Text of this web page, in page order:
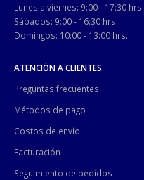
Lunes a viernes: 9:00 - 17:30 hrs.
Sábados: 9:00 - 16:30 hrs.
Domingos: 10:00 - 13:00 hrs.
ATENCIÓN A CLIENTES
Preguntas frecuentes
Métodos de pago
Costos de envío
Facturación
Seguimiento de pedidos